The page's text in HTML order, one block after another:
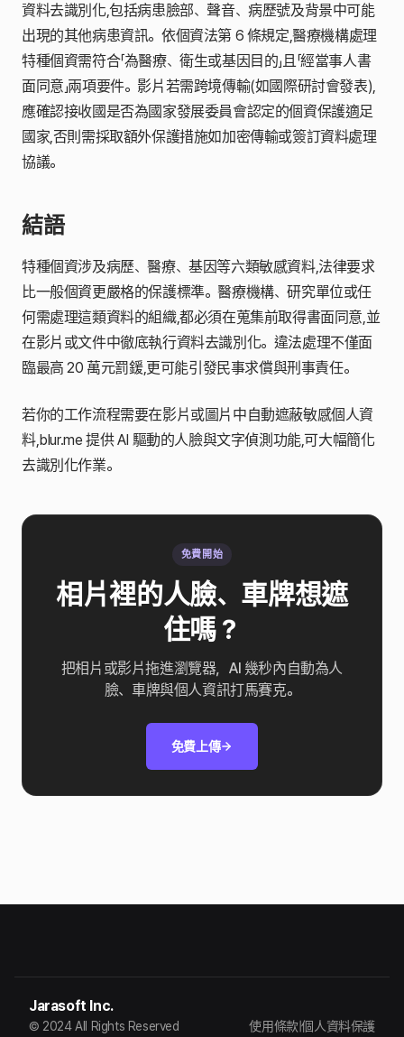
資料去識別化,包括病患臉部、聲音、病歷號及背景中可能
出現的其他病患資訊。依個資法第 6 條規定,醫療機構處理
特種個資需符合「為醫療、衛生或基因目的」且「經當事人書
面同意」兩項要件。影片若需跨境傳輸(如國際研討會發表),
應確認接收國是否為國家發展委員會認定的個資保護適足
國家,否則需採取額外保護措施如加密傳輸或簽訂資料處理
協議。
結語
特種個資涉及病歷、醫療、基因等六類敏感資料,法律要求
比一般個資更嚴格的保護標準。醫療機構、研究單位或任
何需處理這類資料的組織,都必須在蒐集前取得書面同意,並
在影片或文件中徹底執行資料去識別化。違法處理不僅面
臨最高 20 萬元罰鍰,更可能引發民事求償與刑事責任。
若你的工作流程需要在影片或圖片中自動遮蔽敏感個人資
料,blur.me 提供 AI 驅動的人臉與文字偵測功能,可大幅簡化
去識別化作業。
免費開始
相片裡的人臉、車牌想遮
住嗎？
把相片或影片拖進瀏覽器，AI 幾秒內自動為人
臉、車牌與個人資訊打馬賽克。
免費上傳
Jarasoft Inc.
© 2024 All Rights Reserved 使用條款|個人資料保護